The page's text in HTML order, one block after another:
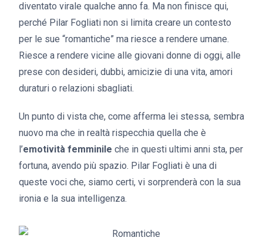
diventato virale qualche anno fa. Ma non finisce qui,
perché Pilar Fogliati non si limita creare un contesto
per le sue “romantiche” ma riesce a rendere umane.
Riesce a rendere vicine alle giovani donne di oggi, alle
prese con desideri, dubbi, amicizie di una vita, amori
duraturi o relazioni sbagliati.
Un punto di vista che, come afferma lei stessa, sembra
nuovo ma che in realtà rispecchia quella che è
l’emotività femminile che in questi ultimi anni sta, per
fortuna, avendo più spazio. Pilar Fogliati è una di
queste voci che, siamo certi, vi sorprenderà con la sua
ironia e la sua intelligenza.